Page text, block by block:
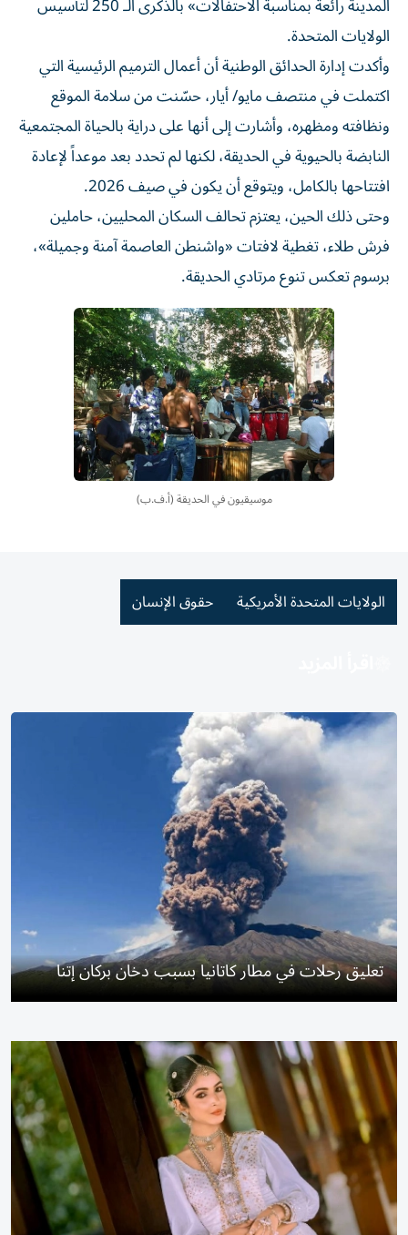
الولايات المتحدة.
وأكدت إدارة الحدائق الوطنية أن أعمال الترميم الرئيسية التي
اكتملت في منتصف مايو/ أيار، حسّنت من سلامة الموقع
ونظافته ومظهره، وأشارت إلى أنها على دراية بالحياة المجتمعية
النابضة بالحيوية في الحديقة، لكنها لم تحدد بعد موعداً لإعادة
افتتاحها بالكامل، ويتوقع أن يكون في صيف 2026.
وحتى ذلك الحين، يعتزم تحالف السكان المحليين، حاملين
فرش طلاء، تغطية لافتات «واشنطن العاصمة آمنة وجميلة»،
برسوم تعكس تنوع مرتادي الحديقة.
موسيقيون في الحديقة (أ.ف.ب)
الولايات المتحدة الأمريكية حقوق الإنسان
تعليق رحلات في مطار كاتانيا بسبب دخان بركان إتنا